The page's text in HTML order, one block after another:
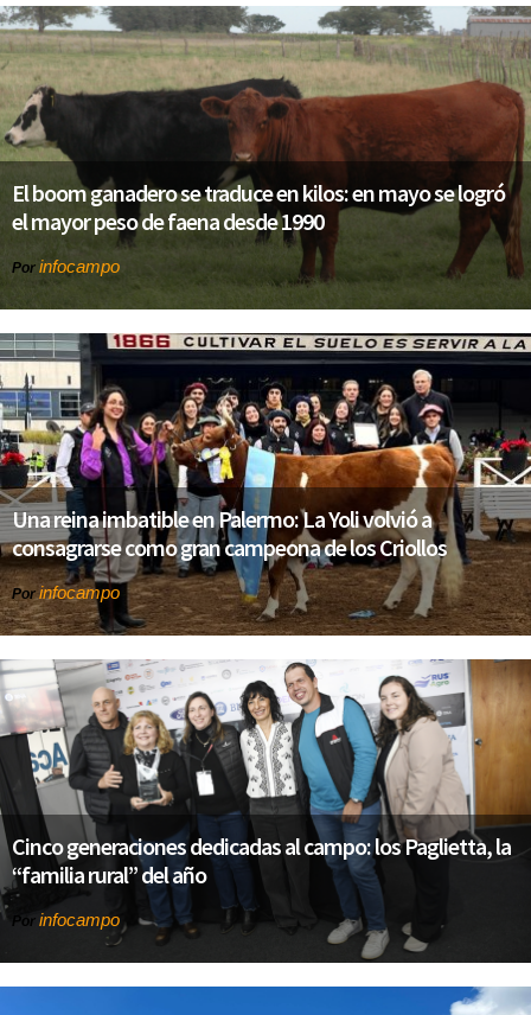
El boom ganadero se traduce en kilos: en mayo se logró
el mayor peso de faena desde 1990
Por infocampo
Una reina imbatible en Palermo: La Yoli volvió a
consagrarse como gran campeona de los Criollos
Porinfocampo
Cinco generaciones dedicadas al campo: los Paglietta, la
“familia rural” del año
Por infocampo